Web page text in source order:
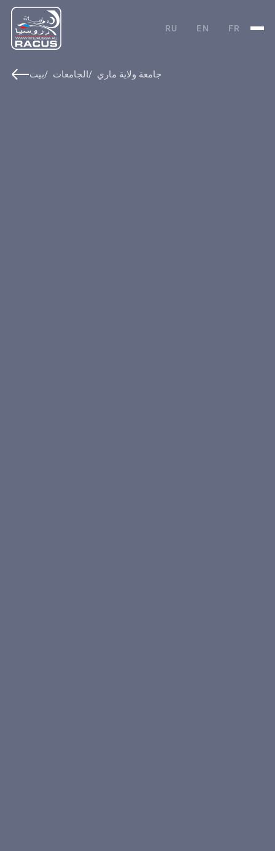
RU EN FR
بيت الجامعات جامعة ولاية ماري